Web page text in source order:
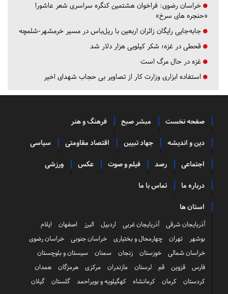
خراسان رضوی: فراخوان هشتمین کنگره سراسری شعر عاشورا
«حنجره های سرخ»
جابه‌جایی رایگان زائران اربعین با ریل‌باس در مسیر خرمشهر-شلمچه
قحطی در غزه؛ شکر کیلویی هزار دلار شد
غزه در حال مرگ است
استفاده ابزاری وزارت کار از تصاویر بی حجاب شهدای اخیر
صفحه نخست مبشر صبح فرهنگ و هنر
دین و اندیشه جهاد تبیین اقتصاد مقاومتی سیاسی
اجتماعی رصد فیلم و صوت عکس ورزشی
درباره ما تماس با ما
استان ها
آذربایجان شرقی آذربایجان غربی اردبیل البرز اصفهان
ایلام
بوشهر
تهران چهارمحال و بختیاری خراسان جنوبی
خراسان رضوی
خراسان شمالی
خوزستان زنجان سمنان
سیستان و بلوچستان
فارس
قزوین قم لرستان مازندران مرکزی هرمزگان
همدان
کردستان
کرمان کرمانشاه کهگیلویه و بویراحمد گلستان
گیلان